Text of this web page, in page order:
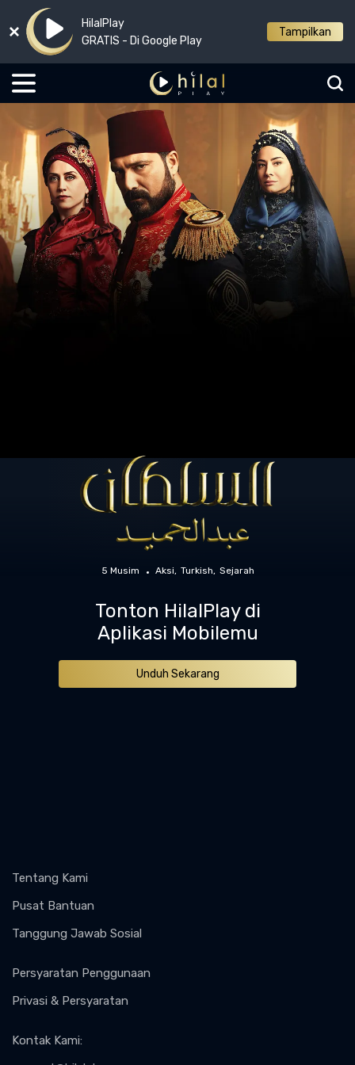
HilalPlay
GRATIS - Di Google Play
Tampilkan
5 Musim Aksi Turkish Sejarah
Tonton HilalPlay di
Aplikasi Mobilemu
Unduh Sekarang
Tentang Kami
Pusat Bantuan
Tanggung Jawab Sosial
Persyaratan Penggunaan
Privasi & Persyaratan
Kontak Kami: